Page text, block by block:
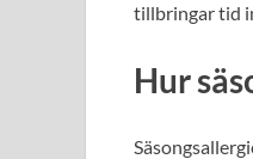
tillbringar tid
Hur